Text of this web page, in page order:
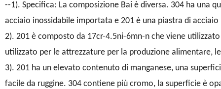
--1). Specifica: La composizione Bai è diversa. 304 ha una
acciaio inossidabile importata e 201 è una piastra di
2). 201 è composto da 17cr-4.5ni-6mn-n che viene
utilizzato per le attrezzature per la produzione alimentare,
3). 201 ha un elevato contenuto di manganese, una
facile da ruggine. 304 contiene più cromo, la superficie è